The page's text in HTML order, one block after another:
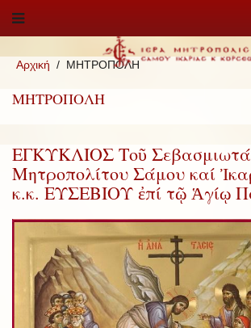
Αρχική ΜΗΤΡΟΠΟΛΗ
ΜΗΤΡΟΠΟΛΗ
ΕΓΚΥΚΛΙΟΣ Τοῦ
Μητροπολίτου Σάμου καί
κ.κ. ΕΥΣΕΒΙΟΥ ἐπί τῷ Ἁγίῳ